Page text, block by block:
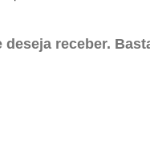
receber.